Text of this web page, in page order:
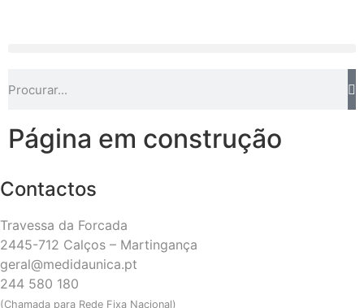
Página em construção
Contactos
Travessa da Forcada
2445-712 Calços – Martingança
geral@medidaunica.pt
244 580 180
(Chamada para Rede Fixa Nacional)